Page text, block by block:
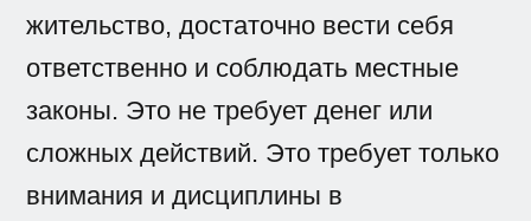
жительство, достаточно вести себя
ответственно и соблюдать местные
законы. Это не требует денег или
сложных действий. Это требует только
внимания и дисциплины в